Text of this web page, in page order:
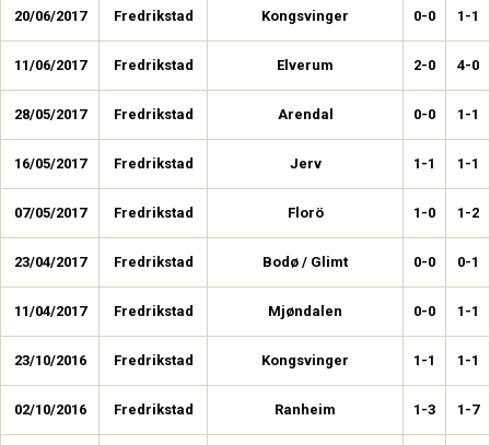
20/06/2017 Fredrikstad Kongsvinger 0-0 1-1
11/06/2017 Fredrikstad Elverum 2-0 4-0
28/05/2017 Fredrikstad Arendal 0-0 1-1
16/05/2017 Fredrikstad Jerv 1-1 1-1
07/05/2017 Fredrikstad Florö 1-0 1-2
23/04/2017 Fredrikstad Bodø / Glimt 0-0 0-1
11/04/2017 Fredrikstad Mjøndalen 0-0 1-1
23/10/2016 Fredrikstad Kongsvinger 1-1 1-1
02/10/2016 Fredrikstad Ranheim 1-3 1-7